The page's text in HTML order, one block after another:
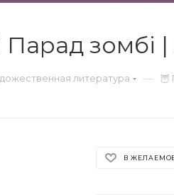
Парад
литература — 🦉
В